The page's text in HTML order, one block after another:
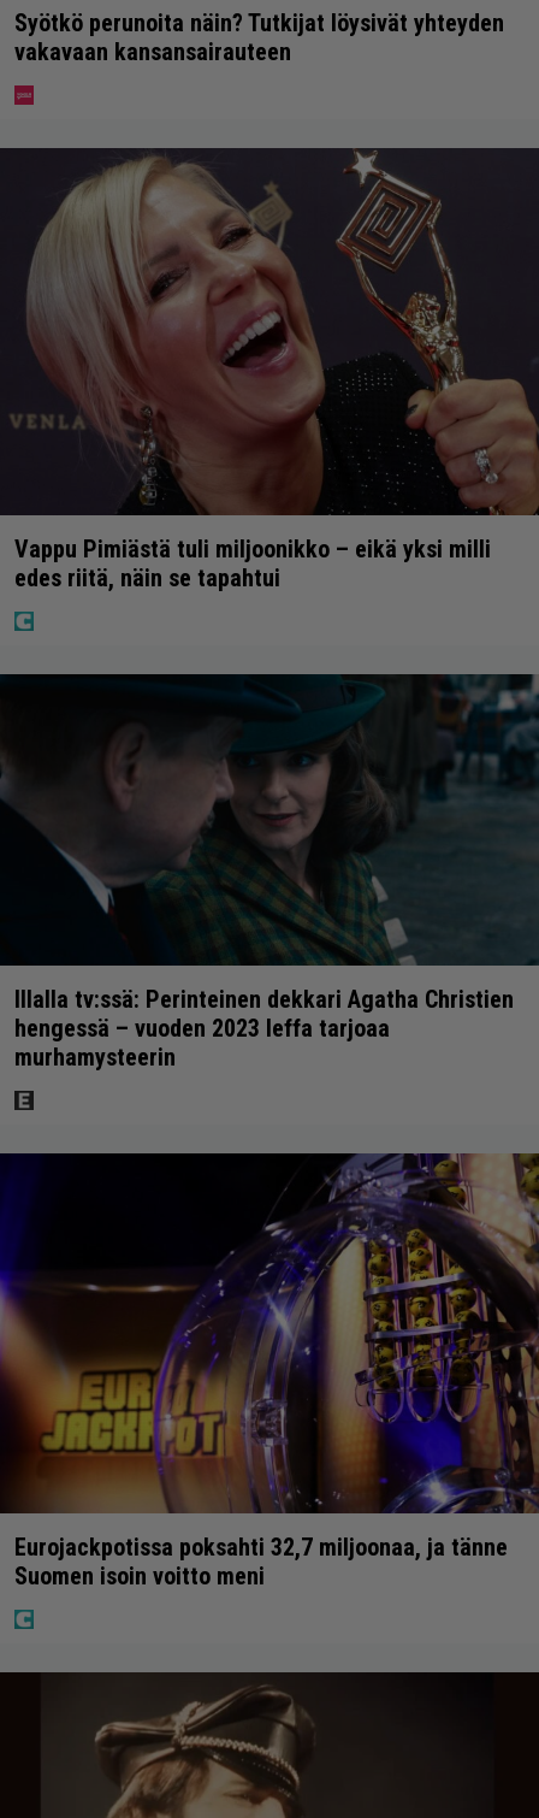
Syötkö perunoita näin? Tutkijat löysivät yhteyden
vakavaan kansansairauteen
Vappu Pimiästä tuli miljoonikko – eikä yksi milli
edes riitä, näin se tapahtui
Illalla tv:ssä: Perinteinen dekkari Agatha Christien
hengessä – vuoden 2023 leffa tarjoaa
murhamysteerin
Eurojackpotissa poksahti 32,7 miljoonaa, ja tänne
Suomen isoin voitto meni